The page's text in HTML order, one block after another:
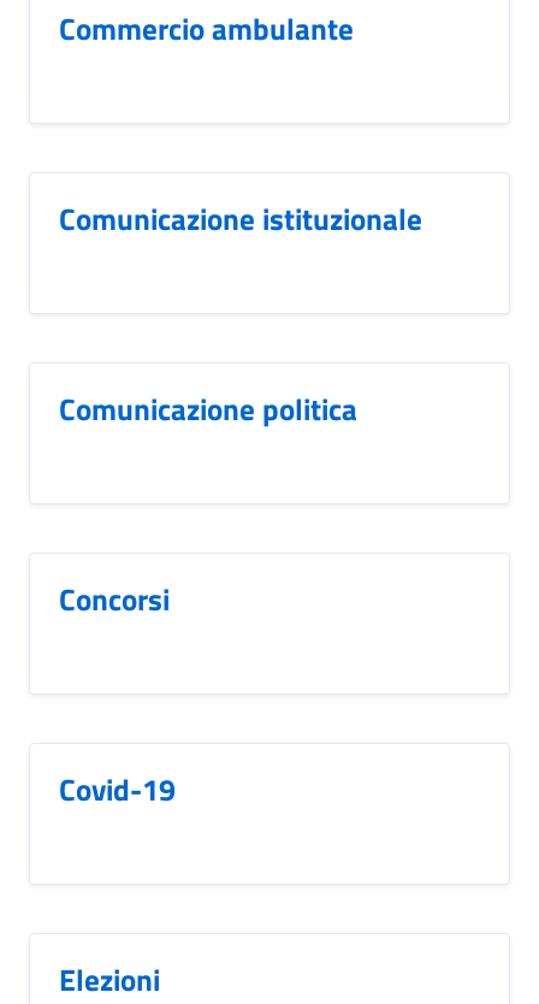
Commercio ambulante
Comunicazione istituzionale
Comunicazione politica
Concorsi
Covid-19
Elezioni